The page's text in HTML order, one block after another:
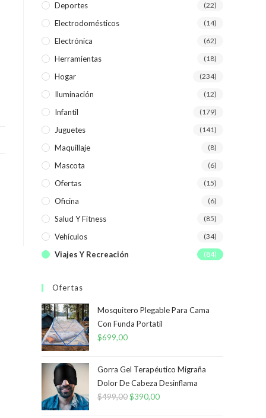
Deportes (22)
Electrodomésticos (14)
Electrónica (62)
Herramientas (18)
Hogar (234)
Iluminación (12)
Infantil (179)
Juguetes (141)
Maquillaje (8)
Mascota (6)
Ofertas (15)
Oficina (6)
Salud Y Fitness (85)
Vehículos (34)
Viajes Y Recreación (84)
Ofertas
Mosquitero Plegable Para Cama
Con Funda Portatil
$699,00
Gorra Gel Terapéutico Migraña
Dolor De Cabeza Desinflama
$499,00El
$390,00El